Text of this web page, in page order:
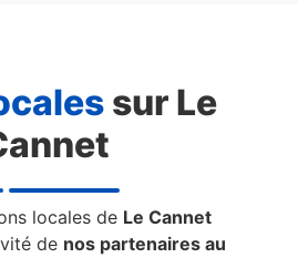
sur Le
locales de Le Cannet
de nos partenaires au